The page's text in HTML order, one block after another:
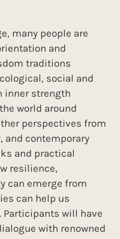
many people are
and
traditions
social and
inner strength
world around
perspectives from
and contemporary
and practical
resilience,
can emerge from
can help us
will have
with renowned